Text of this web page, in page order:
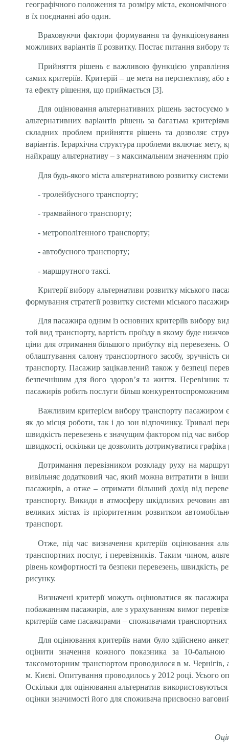
географічного положення та розміру міста,
в їх поєднанні або один.
Враховуючи фактори формування та
можливих варіантів її розвитку. Постає питання вибору
Прийняття рішень є важливою функцією
самих критеріїв. Критерій – це мета на перспективу,
та ефекту рішення, що приймається [3].
Для оцінювання альтернативних рішень застосуємо
альтернативних варіантів рішень за багатьма
складних проблем прийняття рішень та дозволяє
варіантів. Ієрархічна структура проблеми включає
найкращу альтернативу – з максимальним значенням
Для будь-якого міста альтернативою розвитку
- тролейбусного транспорту;
- трамвайного транспорту;
- метрополітенного транспорту;
- автобусного транспорту;
- маршрутного таксі.
Критерії вибору альтернативи розвитку міського
формування стратегії розвитку системи міського
Для пасажира одним із основних критеріїв вибору
той вид транспорту, вартість проїзду в якому буде
ціни для отримання більшого прибутку від перевезень.
облаштування салону транспортного засобу, зручність
транспорту. Пасажир зацікавлений також у безпеці
безпечнішим для його здоров’я та життя. Перевізник
пасажирів робить послуги більш
Важливим критерієм вибору транспорту пасажиром є
як до місця роботи, так і до зон відпочинку. Тривалі
швидкість перевезень є значущим фактором під час
швидкості, оскільки це дозволить дотримуватися
Дотримання перевізником розкладу руху на
вивільняє додатковий час, який можна витратити в
пасажирів, а отже – отримати більший дохід від
транспорту. Викиди в атмосферу шкідливих речовин
великих містах із пріоритетним розвитком
транспорт.
Отже, під час визначення критеріїв оцінювання
транспортних послуг, і перевізників. Таким чином,
рівень комфортності та безпеки перевезень, швидкість,
рисунку.
Визначені критерії можуть оцінюватися як
побажанням пасажирів, але з урахуванням вимог
критеріїв саме пасажирами – споживачами транспортних
Для оцінювання критеріїв нами було здійснено
оцінити значення кожного показника за 10-
таксомоторним транспортом проводилося в м.
м. Києві. Опитування проводилось у 2012 році. Усього
Оскільки для оцінювання альтернатив використовуються
оцінки значимості його для споживача присвоєно